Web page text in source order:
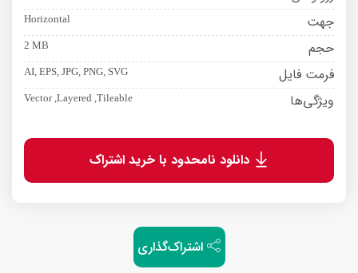
جهت Horizontal
حجم 2 MB
فرمت فایل AI, EPS, JPG, PNG, SVG
ویژگی‌ها Vector ,Layered ,Tileable
دانلود نامحدود با خرید اشتراک
اشتراک‌گذاری